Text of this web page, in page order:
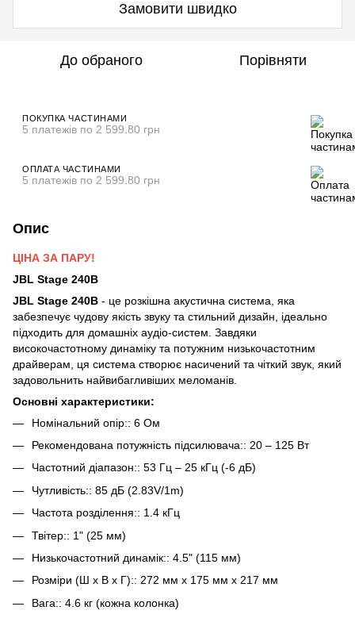
Замовити швидко
До обраного Порівняти
ПОКУПКА ЧАСТИНАМИ
5 платежів по 2 599.80 грн
ОПЛАТА ЧАСТИНАМИ
5 платежів по 2 599.80 грн
Опис
ЦІНА ЗА ПАРУ!
JBL Stage 240B
JBL Stage 240B - це розкішна акустична система, яка
забезпечує чудову якість звуку та стильний дизайн, ідеально
підходить для домашніх аудіо-систем. Завдяки
високочастотному динаміку та потужним низькочастотним
драйверам, ця система створює насичений та чіткий звук, який
задовольнить найвибагливіших меломанів.
Основні характеристики:
Номінальний опір:: 6 Ом
Рекомендована потужність підсилювача:: 20 – 125 Вт
Частотний діапазон:: 53 Гц – 25 кГц (-6 дБ)
Чутливість:: 85 дБ (2.83V/1m)
Частота розділення:: 1.4 кГц
Твітер:: 1" (25 мм)
Низькочастотний динамік:: 4.5" (115 мм)
Розміри (Ш х В х Г):: 272 мм x 175 мм x 217 мм
Вага:: 4.6 кг (кожна колонка)